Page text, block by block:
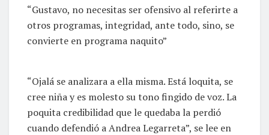
“Gustavo, no necesitas ser ofensivo al referirte a
otros programas, integridad, ante todo, sino, se
convierte en programa naquito”
“Ojalá se analizara a ella misma. Está loquita, se
cree niña y es molesto su tono fingido de voz. La
poquita credibilidad que le quedaba la perdió
cuando defendió a Andrea Legarreta”, se lee en